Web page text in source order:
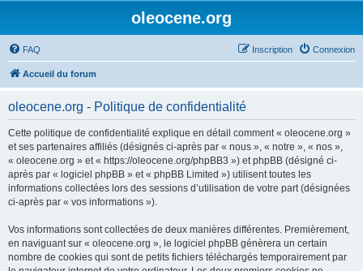
oleocene.org
FAQ Connexion
Inscription
Accueil du forum
oleocene.org - Politique de confidentialité
Cette politique de confidentialité explique en détail comment « oleocene.org »
et ses partenaires affiliés (désignés ci-après par « nous », « notre », « nos »,
« oleocene.org » et « https://oleocene.org/phpBB3 ») et phpBB (désigné ci-
après par « logiciel phpBB » et « phpBB Limited ») utilisent toutes les
informations collectées lors des sessions d’utilisation de votre part (désignées
ci-après par « vos informations »).
Vos informations sont collectées de deux manières différentes. Premièrement,
en naviguant sur « oleocene.org », le logiciel phpBB génèrera un certain
nombre de cookies qui sont de petits fichiers téléchargés temporairement par